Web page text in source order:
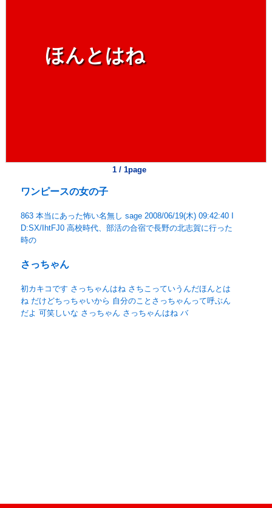
ほんとはね
1 / 1page
ワンピースの女の子
863 本当にあった怖い名無し sage 2008/06/19(木) 09:42:40 I
D:SX/IhtFJ0 高校時代、部活の合宿で長野の北志賀に行った
時の
さっちゃん
初カキコです さっちゃんはね さちこっていうんだほんとは
ね だけどちっちゃいから 自分のことさっちゃんって呼ぶん
だよ 可笑しいな さっちゃん さっちゃんはね バ